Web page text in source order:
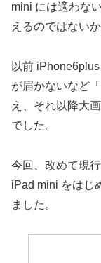
mini には適わな
えるのではない
以前
が届かないなど
え、それ以降大
でした。
今回、改めて現
iPad mini をはじ
ました。